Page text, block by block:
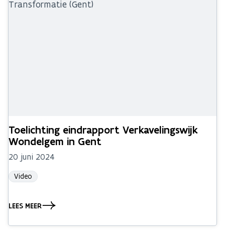
Toelichting eindrapport Verkavelingswijk
Wondelgem in Gent
20 juni 2024
Video
LEES MEER